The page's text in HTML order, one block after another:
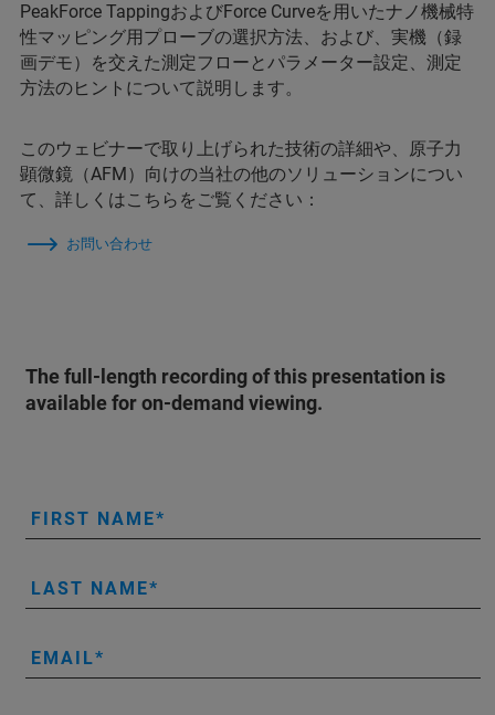
PeakForce TappingおよびForce Curveを用いたナノ機械特
性マッピング用プローブの選択方法、および、実機（録
画デモ）を交えた測定フローとパラメーター設定、測定
方法のヒントについて説明します。
このウェビナーで取り上げられた技術の詳細や、原子力
顕微鏡（AFM）向けの当社の他のソリューションについ
て、詳しくはこちらをご覧ください：
お問い合わせ
The full-length recording of this presentation is
available for on-demand viewing.
FIRST NAME
LAST NAME
EMAIL